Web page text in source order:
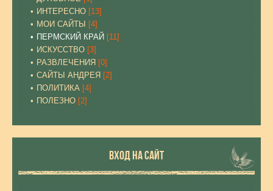
ИНТЕРЕСНО [13]
МОИ САЙТЫ
[4]
ПЕРМСКИЙ КРАЙ [11]
ИСКУССТВО [3]
РАЗВЛЕЧЕНИЯ [0]
САЙТЫ АНДРЕЯ [2]
ПОЛИТИКА [4]
ПОЛЕЗНО [2]
ВХОД НА САЙТ